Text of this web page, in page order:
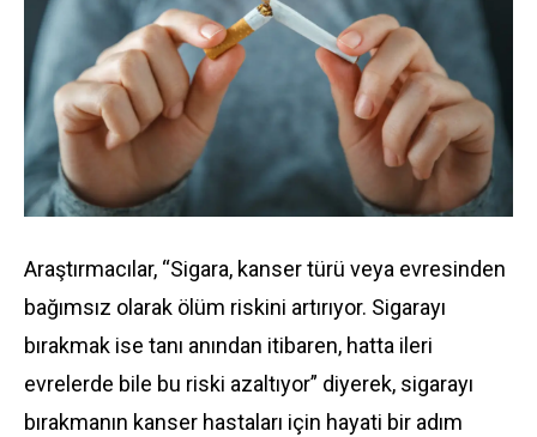
Araştırmacılar, “Sigara, kanser türü veya evresinden
bağımsız olarak ölüm riskini artırıyor. Sigarayı
bırakmak ise tanı anından itibaren, hatta ileri
evrelerde bile bu riski azaltıyor” diyerek, sigarayı
bırakmanın kanser hastaları için hayati bir adım